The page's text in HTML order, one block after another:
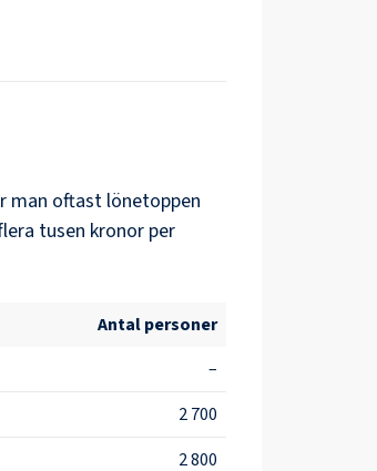
man oftast lönetoppen
tusen kronor per
Antal personer
–
2 700
2 800